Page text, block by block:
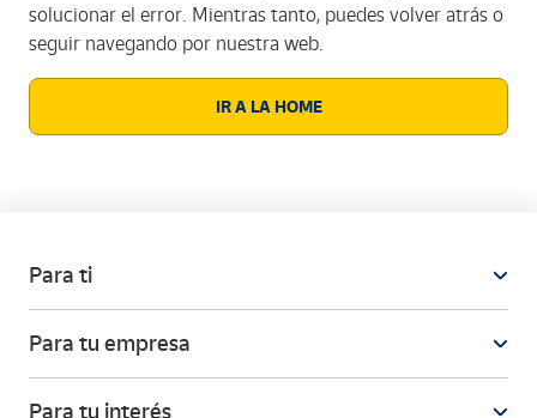
solucionar el error. Mientras tanto, puedes volver atrás o
seguir navegando por nuestra web.
IR A LA HOME
Para ti
Para tu empresa
Para tu interés